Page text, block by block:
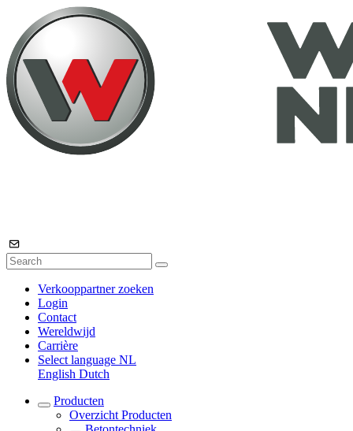
Verkooppartner zoeken
Login
Contact
Wereldwijd
Carrière
Select language NL
English Dutch
Producten
Overzicht Producten